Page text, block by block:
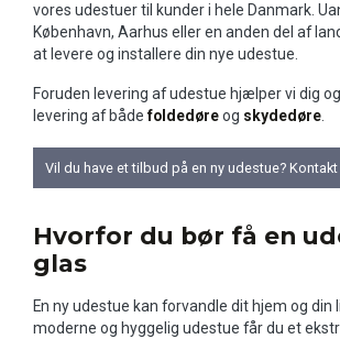
vores udestuer til kunder i hele Danmark.
København, Aarhus eller en anden del af
at levere og installere din nye udestue.
Foruden levering af udestue hjælper vi dig
levering af både foldedøreog skydedøre
Vil du have et tilbud på en ny udestue?
Hvorfor du bør få en
glas
En ny udestue kan forvandle dit hjem og din
moderne og hyggelig udestue får du et